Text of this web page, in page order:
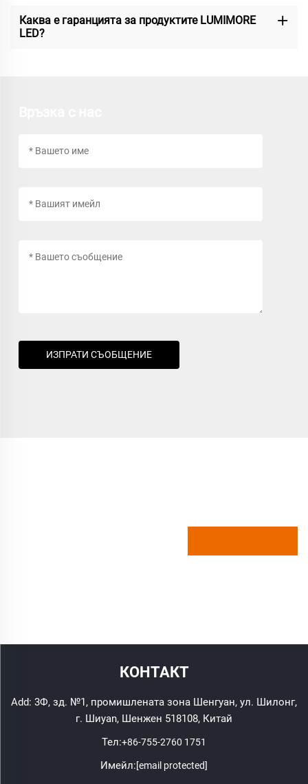
Каква е гаранцията за продуктите LUMIMORE
LED?
ИЗПРАТИ СЪОБЩЕНИЕ
КОНТАКТ
Add: 3Ф, зд. №1, промишлената зона Шенгуан, ул. Шилонг,
г. Шиyan, Шенжен 518108, Китай
Тел:+86-755-2760 1751
Имейл:[email protected]